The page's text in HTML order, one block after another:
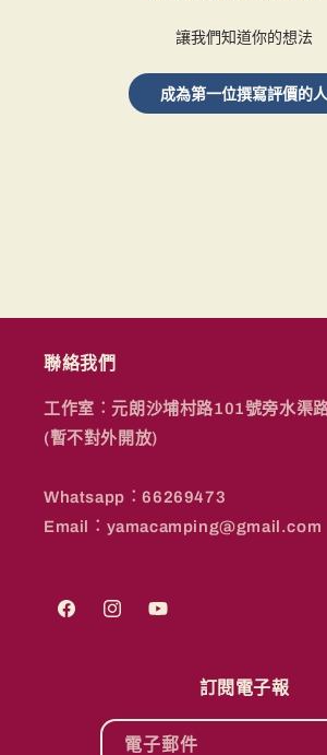
讓我們知道你的想法
成為第一位撰寫評價的人
聯絡我們
工作室︰元朗沙埔村路101號旁水渠
(暫不對外開放)
Whatsapp︰66269473
Email︰yamacamping@gmail.com
FacebookInstagramYouTube
訂閱電子報
電子郵件